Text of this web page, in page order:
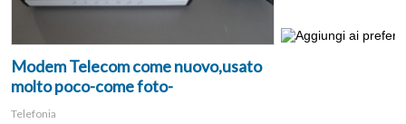
Modem Telecom come nuovo,usato
molto poco-come foto-
Telefonia